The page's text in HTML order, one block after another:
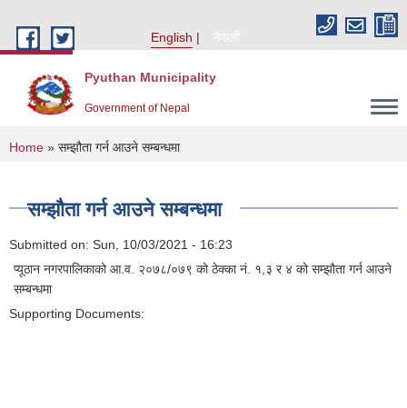
English
नेपाली
Pyuthan Municipality
Government of Nepal
You are here
Home » सम्झौता गर्न आउने सम्बन्धमा
सम्झौता गर्न आउने सम्बन्धमा
Submitted on: Sun, 10/03/2021 - 16:23
प्यूठान नगरपालिकाको आ.व. २०७८/०७९ को ठेक्का नं. १,३ र ४ को सम्झौता गर्न आउने
सम्बन्धमा
Supporting Documents: